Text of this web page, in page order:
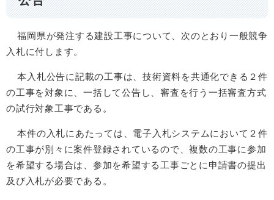
福岡県が発注する建設工事について、次のとおり一般競争
入札に付します。
本入札公告に記載の工事は、技術資料を共通化できる２件
の工事を対象に、一括して公告し、審査を行う一括審査方式
の試行対象工事である。
本件の入札にあたっては、電子入札システムにおいて２件
の工事が別々に案件登録されているので、複数の工事に参加
を希望する場合は、参加を希望する工事ごとに申請書の提出
及び入札が必要である。